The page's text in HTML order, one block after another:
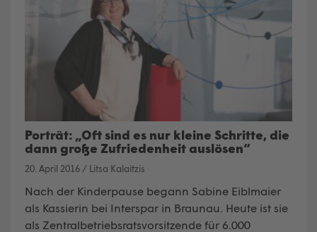
Porträt: „Oft sind es nur kleine Schritte, die
dann große Zufriedenheit auslösen“
20. April 2016 / Litsa Kalaitzis
Nach der Kinderpause begann Sabine Eiblmaier
als Kassierin bei Interspar in Braunau. Heute ist sie
als Zentralbetriebsratsvorsitzende für 6.000